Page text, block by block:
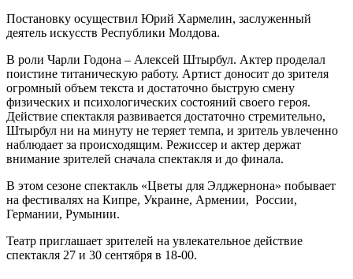
Постановку осуществил Юрий Хармелин, заслуженный
деятель искусств Республики Молдова.
В роли Чарли Годона – Алексей Штырбул. Актер проделал
поистине титаническую работу. Артист доносит до зрителя
огромный объем текста и достаточно быструю смену
физических и психологических состояний своего героя.
Действие спектакля развивается достаточно стремительно,
Штырбул ни на минуту не теряет темпа, и зритель увлеченно
наблюдает за происходящим. Режиссер и актер держат
внимание зрителей сначала спектакля и до финала.
В этом сезоне спектакль «Цветы для Элджернона» побывает
на фестивалях на Кипре, Украине, Армении, России,
Германии, Румынии.
Театр приглашает зрителей на увлекательное действие
спектакля 27 и 30 сентября в 18-00.